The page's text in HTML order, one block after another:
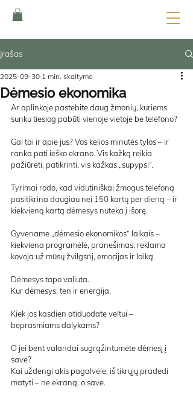
Įrašas
Dėmesio ekonomika
2025-09-30 1 min. skaitymo
Ar aplinkoje pastebite daug žmonių, kuriems
sunku tiesiog pabūti vienoje vietoje be telefono?
Gal tai ir apie jus? Vos kelios minutės tylos – ir
ranka pati ieško ekrano. Vis kažką reikia
pažiūrėti, patikrinti, vis kažkas „supypsi“.
Tyrimai rodo, kad vidutiniškai žmogus telefoną
pasitikrina daugiau nei 150 kartų per dieną – ir
kiekvieną kartą dėmesys nuteka į išorę.
Gyvename „dėmesio ekonomikos“ laikais –
kiekviena programėlė, pranešimas, reklama
kovoja už mūsų žvilgsnį, emocijas ir laiką.
Dėmesys tapo valiuta.
Kur dėmesys, ten ir energija.
Kiek jos kasdien atiduodate veltui –
beprasmiams dalykams?
O jei bent valandai sugrąžintumėte dėmesį į
save?
Kai uždengi akis pagalvėle, iš tikrųjų pradedi
matyti – ne ekraną, o save.